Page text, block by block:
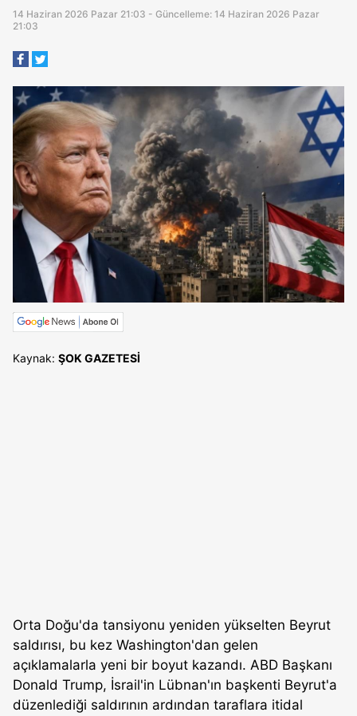
14 Haziran 2026 Pazar 21:03 - Güncelleme: 14 Haziran 2026 Pazar
21:03
Kaynak: ŞOK GAZETESİ
Orta Doğu'da tansiyonu yeniden yükselten Beyrut
saldırısı, bu kez Washington'dan gelen
açıklamalarla yeni bir boyut kazandı. ABD Başkanı
Donald Trump, İsrail'in Lübnan'ın başkenti Beyrut'a
düzenlediği saldırının ardından taraflara itidal